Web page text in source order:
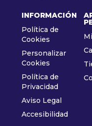
INFORMACIÓN
Política de
Cookies
Personalizar
Cookies
Política de
Privacidad
Aviso Legal
Accesibilidad